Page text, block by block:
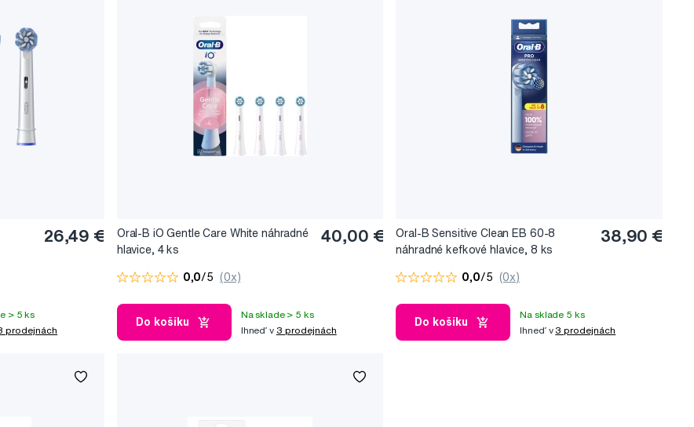
26,49 €
> 5 ks
prodejnách
Oral-B iO Gentle Care White náhradné
hlavice, 4 ks
40,00 €
0,0/5 (0x)
Do košíku
Na sklade > 5 ks
Ihneď v 3 prodejnách
Oral-B Sensitive Clean EB 60-8
náhradné kefkové hlavice, 8 ks
38,90 €
0,0/5 (0x)
Do košíku
Na sklade 5 ks
Ihneď v 3 prodejnách